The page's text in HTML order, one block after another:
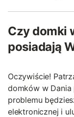
Czy domki
posiadają
Oczywiście!
domków w Dania
problemu
elektronicznej i